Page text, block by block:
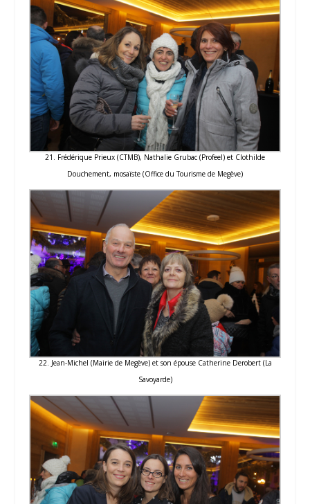
21. Frédérique Prieux (CTMB), Nathalie Grubac (Profeel) et Clothilde
Douchement, mosaïste (Office du Tourisme de Megève)
22. Jean-Michel (Mairie de Megève) et son épouse Catherine Derobert (La
Savoyarde)